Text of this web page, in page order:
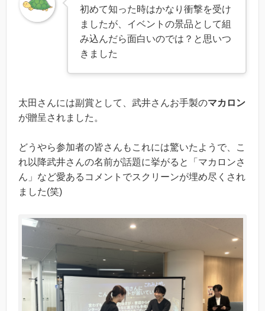
初めて知った時はかなり衝撃を受け
ましたが、イベントの景品として組
み込んだら面白いのでは？と思いつ
きました
太田さんには副賞として、武井さんお手製のマカロン
が贈呈されました。
どうやら参加者の皆さんもこれには驚いたようで、こ
れ以降武井さんの名前が話題に挙がると「マカロンさ
ん」など愛あるコメントでスクリーンが埋め尽くされ
ました(笑)